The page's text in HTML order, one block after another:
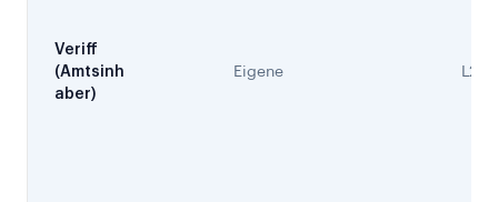
Veriff
(Amtsinh
aber)
Eigene L2